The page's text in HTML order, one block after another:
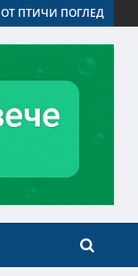
ОТ ПТИЧИ ПОГЛЕД